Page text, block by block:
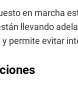
en marcha
llevando
permite evitar